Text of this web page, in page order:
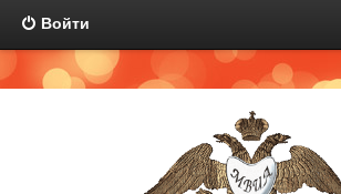
Войти